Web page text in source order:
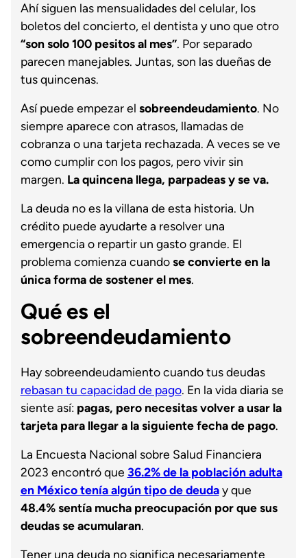
Ahí siguen las mensualidades del celular, los
boletos del concierto, el dentista y uno que otro
“son solo 100 pesitos al mes”. Por separado
parecen manejables. Juntas, son las dueñas de
tus quincenas.
Así puede empezar el sobreendeudamiento. No
siempre aparece con atrasos, llamadas de
cobranza o una tarjeta rechazada. A veces se ve
como cumplir con los pagos, pero vivir sin
margen. La quincena llega, parpadeas y se va.
La deuda no es la villana de esta historia. Un
crédito puede ayudarte a resolver una
emergencia o repartir un gasto grande. El
problema comienza cuandose convierte en la
única forma de sostener el mes.
Qué es el
sobreendeudamiento
Hay sobreendeudamiento cuando tus deudas
rebasan tu capacidad de pago. En la vida diaria se
siente así: pagas, pero necesitas volver a usar la
tarjeta para llegar a la siguiente fecha de pago.
La Encuesta Nacional sobre Salud Financiera
2023 encontró que 36.2% de la población adulta
en México tenía algún tipo de deuday que
48.4% sentía mucha preocupación por que sus
deudas se acumularan.
Tener una deuda no significa necesariamente